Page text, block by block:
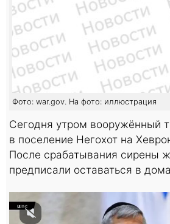
Фото: war.gov. На фото: иллюстрация
Сегодня утром вооружённый
в поселение Негохот на
После срабатывания сирены
предписали оставаться в